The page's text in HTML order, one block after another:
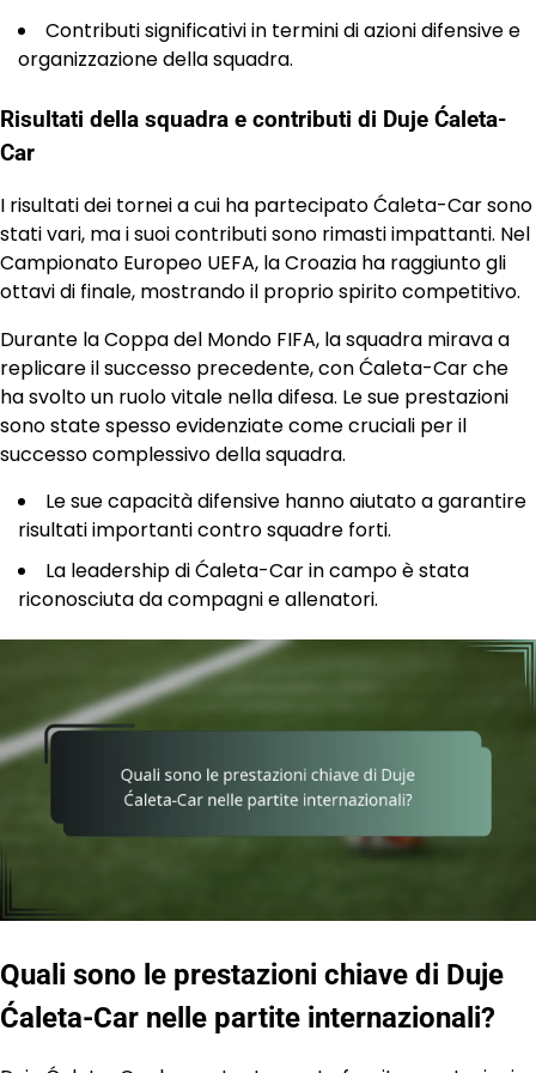
Contributi significativi in termini di azioni difensive e
organizzazione della squadra.
Risultati della squadra e contributi di Duje Ćaleta-
Car
I risultati dei tornei a cui ha partecipato Ćaleta-Car sono
stati vari, ma i suoi contributi sono rimasti impattanti. Nel
Campionato Europeo UEFA, la Croazia ha raggiunto gli
ottavi di finale, mostrando il proprio spirito competitivo.
Durante la Coppa del Mondo FIFA, la squadra mirava a
replicare il successo precedente, con Ćaleta-Car che
ha svolto un ruolo vitale nella difesa. Le sue prestazioni
sono state spesso evidenziate come cruciali per il
successo complessivo della squadra.
Le sue capacità difensive hanno aiutato a garantire
risultati importanti contro squadre forti.
La leadership di Ćaleta-Car in campo è stata
riconosciuta da compagni e allenatori.
Quali sono le prestazioni chiave di Duje
Ćaleta-Car nelle partite internazionali?